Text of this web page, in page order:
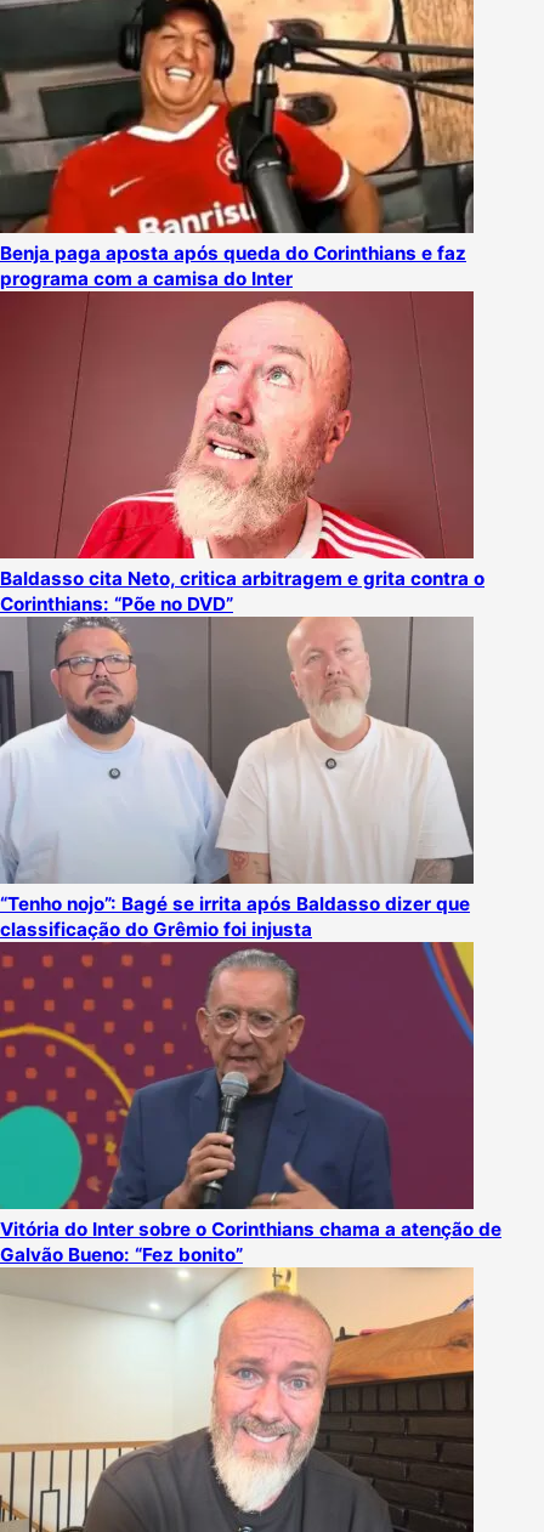
Benja paga aposta após queda do Corinthians e faz
programa com a camisa do Inter
Baldasso cita Neto, critica arbitragem e grita contra o
Corinthians: “Põe no DVD”
“Tenho nojo”: Bagé se irrita após Baldasso dizer que
classificação do Grêmio foi injusta
Vitória do Inter sobre o Corinthians chama a atenção de
Galvão Bueno: “Fez bonito”